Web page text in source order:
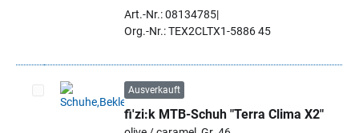
Art.-Nr.: 08134785
Org.-Nr.: TEX2CLTX1-5886 45
Artikel auswählen
Ausverkauft
fi'zi:k MTB-Schuh "Terra Clima X2"